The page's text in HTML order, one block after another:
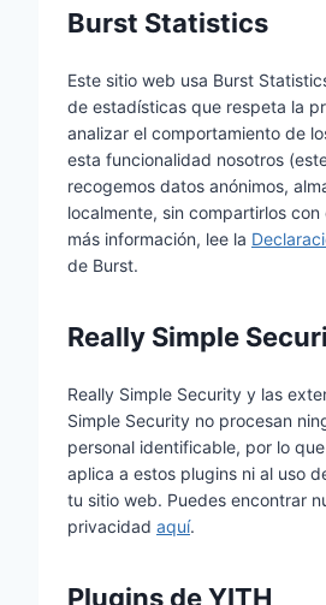
Burst Statistics
Este sitio web usa Burst
de estadísticas que respeta la
analizar el comportamiento de
esta funcionalidad nosotros
recogemos datos anónimos,
localmente, sin compartirlos
más información, lee la
de Burst.
Really Simple
Really Simple Security y las
Simple Security no procesan
personal identificable, por lo que
aplica a estos plugins ni al uso
tu sitio web. Puedes encontrar
privacidad aquí.
Plugins de YITH